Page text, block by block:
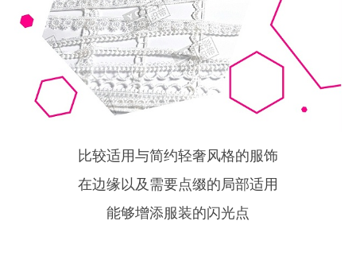
比较适用与简约轻奢风格的服饰
在边缘以及需要点缀的局部适用
能够增添服装的闪光点